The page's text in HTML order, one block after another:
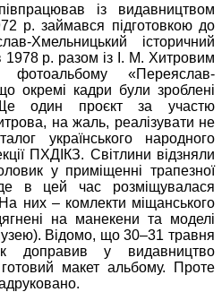
із видавництвом
р. займався підготовкою до
Хмельницький історичний
1978 р. разом із І. М. Хитровим
«Переяслав-
окремі кадри були зроблені
один проєкт за участю
на жаль, реалізувати не
українського народного
ПХДІКЗ. Світлини відзняли
у приміщенні трапезної
де в цей час розміщувалася
них – комлекти міщанського
на манекени та моделі
Відомо, що 30–31 травня
у видавництво
макет альбому. Проте